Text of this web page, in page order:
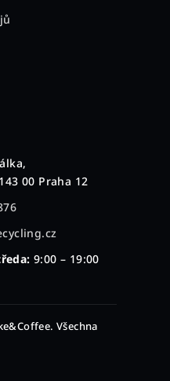
00 Praha 12
9:00 – 19:00
Všechna